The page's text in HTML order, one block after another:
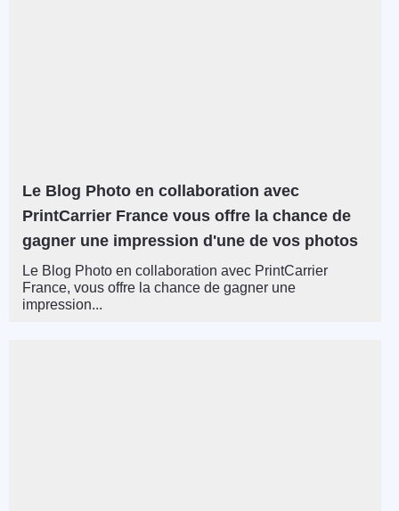
Le Blog Photo en collaboration avec
PrintCarrier France vous offre la chance de
gagner une impression d'une de vos photos
Le Blog Photo en collaboration avec PrintCarrier
France, vous offre la chance de gagner une
impression...